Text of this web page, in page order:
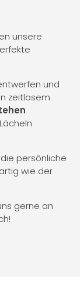
unsere
und
zeitlosem
persönliche
wie der
gerne an